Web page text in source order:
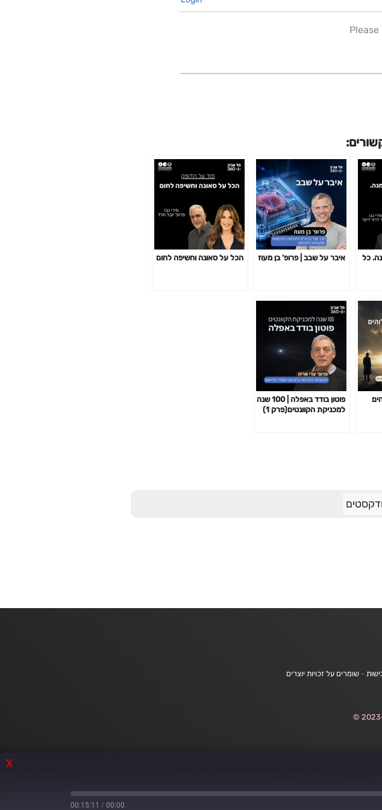
X
00:00
/
00:15:11
כל
איבר על שבב | פרופ' בן מעוז הכל על סאונה וחשיפה לחום
פוטון בודד באפלה | 100 שנה
למכניקת הקוונטים(פרק 1)
- שומרים על זכויות יוצרים